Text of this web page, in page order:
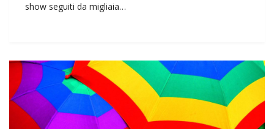
show seguiti da migliaia…